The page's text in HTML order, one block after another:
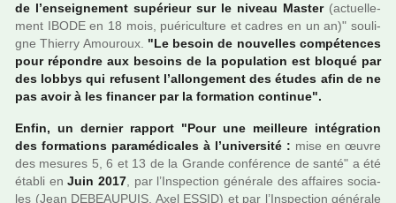
de l’ensei­gne­ment supé­rieur sur le niveau Master(actuel­le­
ment IBODE en 18 mois, pué­ri­culture et cadres en un an)" sou­li­
gne Thierry Amouroux. "Le besoin de nou­vel­les com­pé­ten­ces
pour répon­dre aux besoins de la popu­la­tion est bloqué par
des lobbys qui refu­sent l’allon­ge­ment des études afin de ne
pas avoir à les finan­cer par la for­ma­tion conti­nue".
Enfin, un der­nier rap­port "Pour une meilleure inté­gra­tion
des for­ma­tions para­mé­di­ca­les à l’uni­ver­sité : mise en œuvre
des mesu­res 5, 6 et 13 de la Grande confé­rence de santé" a été
établi enJuin 2017 , par l’Inspection géné­rale des affai­res socia­
les (Jean DEBEAUPUIS, Axel ESSID) et par l’Inspection géné­rale